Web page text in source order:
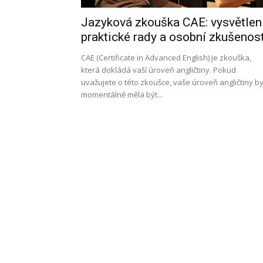
Jazyková zkouška CAE:
praktické rady a osobní
CAE (Certificate in Advanced English) je zkouška,
která dokládá vaší úroveň angličtiny. Pokud
uvažujete o této zkoušce, vaše úroveň angličtiny by
momentálně měla být...